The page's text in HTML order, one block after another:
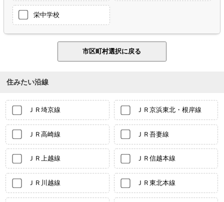
栄中学校
住みたい沿線
ＪＲ埼京線 ＪＲ京浜東北・根岸線
ＪＲ高崎線 ＪＲ吾妻線
ＪＲ上越線 ＪＲ信越本線
ＪＲ川越線 ＪＲ東北本線